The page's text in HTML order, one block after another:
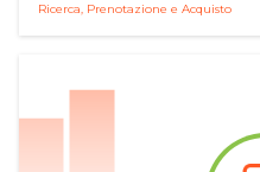
Ricerca, Prenotazione e Acquisto